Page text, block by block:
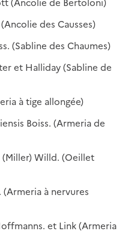
des Causses)
(Sabline des Chaumes)
et Halliday (Sabline de
à tige allongée)
Boiss. (Armeria de
Willd. (Oeillet
à nervures
et Link (Armeria